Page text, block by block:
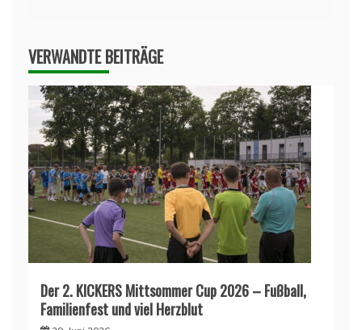
VERWANDTE BEITRÄGE
Der 2. KICKERS Mittsommer Cup 2026 – Fußball,
Familienfest und viel Herzblut